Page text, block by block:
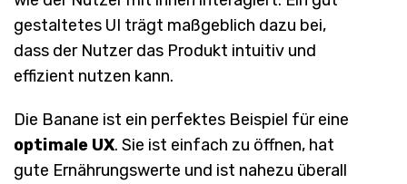
gestaltetes UI trägt maßgeblich dazu bei,
dass der Nutzer das Produkt intuitiv und
effizient nutzen kann.
Die Banane ist ein perfektes Beispiel für eine
optimale UX. Sie ist einfach zu öffnen, hat
gute Ernährungswerte und ist nahezu überall